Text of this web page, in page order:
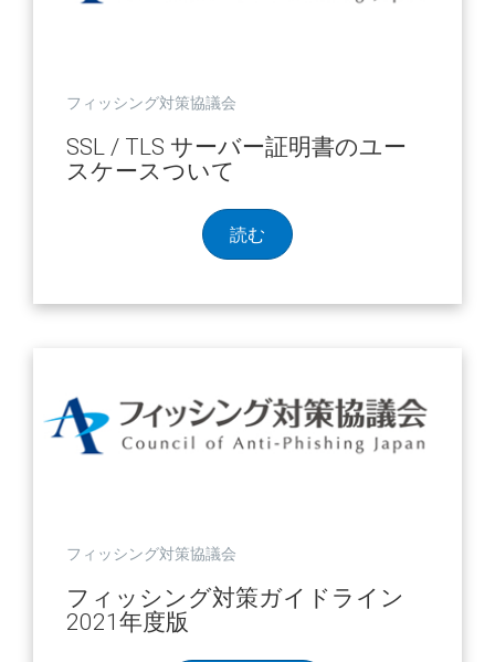
フィッシング対策協議会
SSL / TLS サーバー証明書のユー
スケースついて
読む
フィッシング対策協議会
フィッシング対策ガイドライン
2021年度版